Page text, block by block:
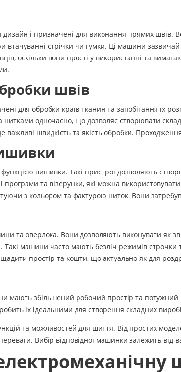
і призначені для виконання прямих швів.
стрічки чи гумки. Ці машини
оскільки вони прості у використанні та
швів
для обробки країв тканин та запобігання їх
одночасно, що дозволяє створювати
швидкість та якість обробки.
вишивки. Такі пристрої дозволяють
та візерунки, які можна
з кольором та фактурою ниток. Вони
та оверлока. Вони дозволяють виконувати як
машини часто мають безліч режимів
простір та кошти, що актуально як для
мають збільшений робочий простір та
їх ідеальними для створення складних
та можливостей для шиття. Від простих
Вибір відповідної машинки залежить від